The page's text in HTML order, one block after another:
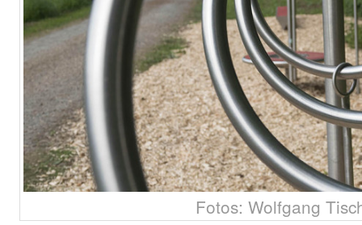
Fotos: Wolfgang